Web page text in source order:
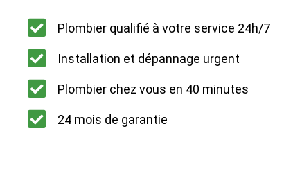
Plombier qualifié à votre service 24h/7
Installation et dépannage urgent
Plombier chez vous en 40 minutes
24 mois de garantie